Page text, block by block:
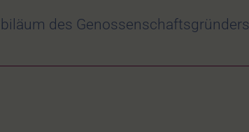
des Genossenschaftsgründers